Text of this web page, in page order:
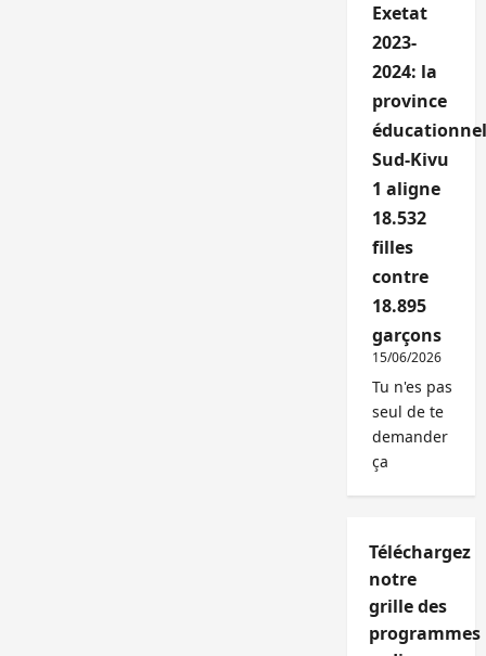
Exetat
2023-
2024: la
province
Sud-Kivu
1 aligne
18.532
filles
contre
18.895
garçons
15/06/2026
Tu n'es pas
seul de te
demander
ça
Téléchargez
notre
grille des
programmes